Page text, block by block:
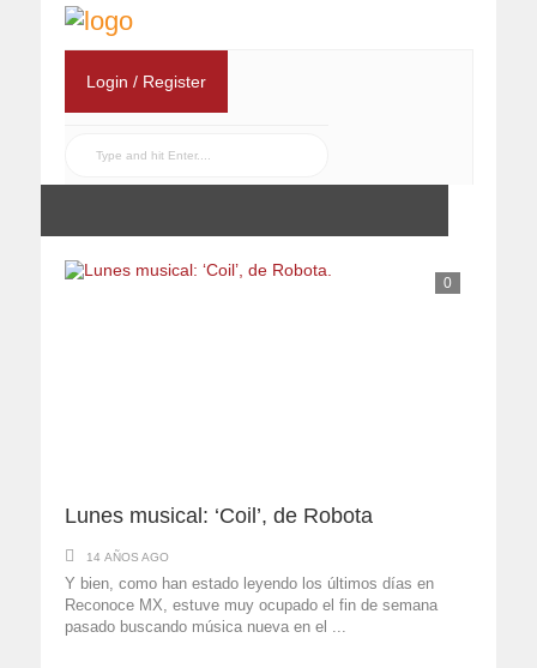
Login / Register
0
Lunes musical: ‘Coil’, de Robota
14 AÑOS AGO
Y bien, como han estado leyendo los últimos días en
Reconoce MX, estuve muy ocupado el fin de semana
pasado buscando música nueva en el ...